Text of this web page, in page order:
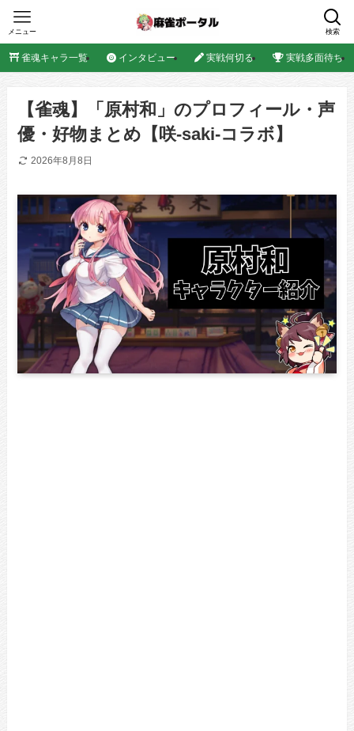
検索
メニュー
雀魂キャラ一覧 インタビュー 実戦何切る 実戦多面待ち
【雀魂】「原村和」のプロフィール・声
優・好物まとめ【咲-saki-コラボ】
2026年8月8日